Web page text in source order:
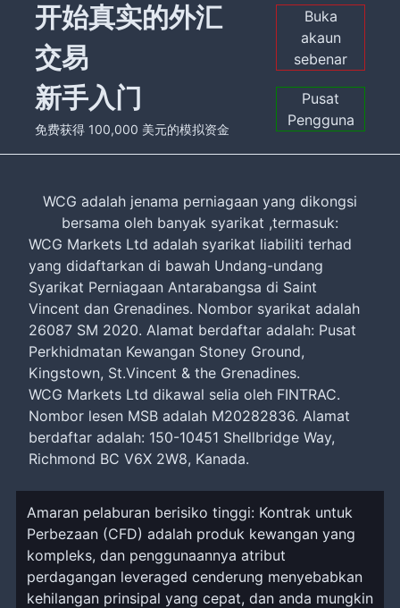
开始真实的外汇
交易
Buka
akaun
sebenar
新手入门
免费获得 100,000 美元的模拟资金
Pusat
Pengguna
WCG adalah jenama perniagaan yang dikongsi
bersama oleh banyak syarikat ,termasuk:
WCG Markets Ltd adalah syarikat liabiliti terhad
yang didaftarkan di bawah Undang-undang
Syarikat Perniagaan Antarabangsa di Saint
Vincent dan Grenadines. Nombor syarikat adalah
26087 SM 2020. Alamat berdaftar adalah: Pusat
Perkhidmatan Kewangan Stoney Ground,
Kingstown, St.Vincent & the Grenadines.
WCG Markets Ltd dikawal selia oleh FINTRAC.
Nombor lesen MSB adalah M20282836. Alamat
berdaftar adalah: 150-10451 Shellbridge Way,
Richmond BC V6X 2W8, Kanada.
Amaran pelaburan berisiko tinggi: Kontrak untuk
Perbezaan (CFD) adalah produk kewangan yang
kompleks, dan penggunaannya atribut
perdagangan leveraged cenderung menyebabkan
kehilangan prinsipal yang cepat, dan anda mungkin